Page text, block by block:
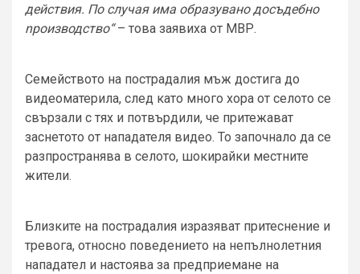
действия. По случая има образувано досъдебно
npоизводство“– това заявиха от МВР.
Семейството на пострадалия мъж достига до
видеоматерила, след като много хора от селото се
свързали с тях и потвърдили, че притежават
заснетото от нападателя видео. То започнало да се
разпространява в селото, шокирайки местните
жители.
Близките на пострадалия изразяват притеснение и
тревога, относно поведението на непълнолетния
нападател и настоява за предприемане на